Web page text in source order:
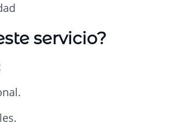
servicio?